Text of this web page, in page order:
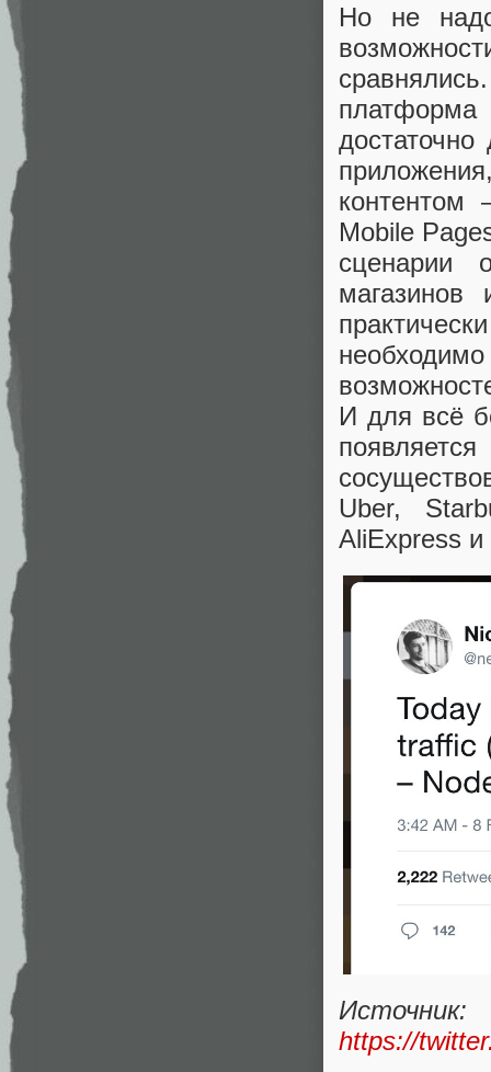
Но не
Mobile
сценарии
магазинов
И для всё
Uber,
AliExpress и
Источник:
https://